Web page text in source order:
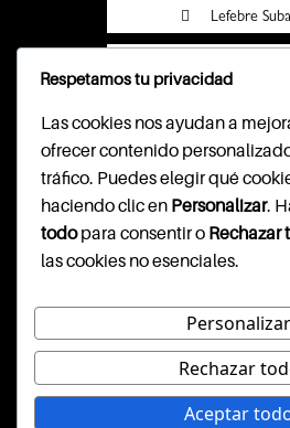
Lefebre
Cl. 79b #7-59,
(+57) 601 - 390 -
WEBSITE
Respetamos tu privacidad
Las cookies nos ayudan a
ofrecer contenido
tráfico. Puedes elegir qué
haciendo clic en Personalizar.
todopara consentir o Rechazar
las cookies no esenciales.
Personalizar
Rechazar
Aceptar